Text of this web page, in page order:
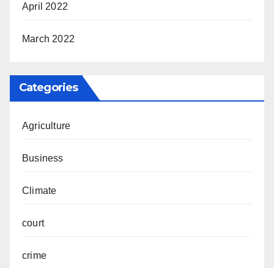
April 2022
March 2022
Categories
Agriculture
Business
Climate
court
crime